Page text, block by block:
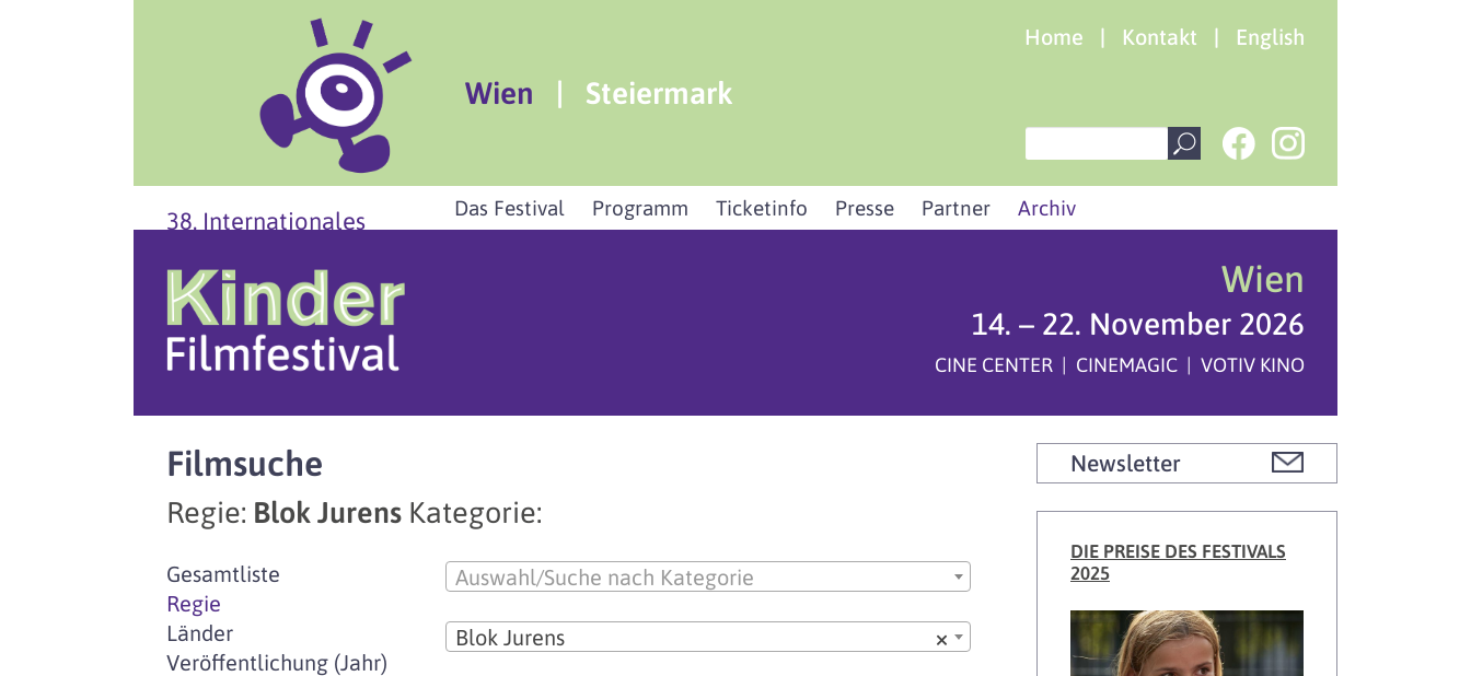
Home | Kontakt | English
Wien | Steiermark
38. Internationales Das Festival Programm Ticketinfo Presse Partner Archiv
Wien
14. – 22. November 2026
CINE CENTER | CINEMAGIC | VOTIV KINO
Filmsuche
Regie: Blok Jurens Kategorie:
Gesamtliste
Regie
Länder
Veröffentlichung (Jahr)
Auswahl/Suche nach Kategorie
×
Blok Jurens
Newsletter
DIE PREISE DES FESTIVALS
2025